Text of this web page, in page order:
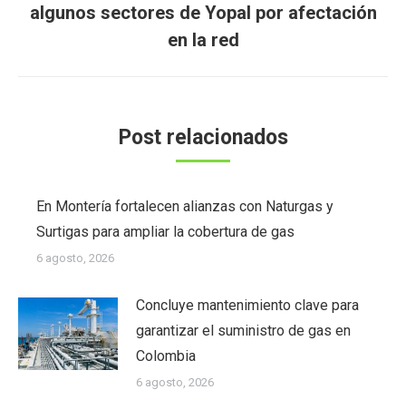
Publicación
siguiente:
algunos sectores de Yopal por afectación
en la red
Post relacionados
En Montería fortalecen alianzas con Naturgas y
Surtigas para ampliar la cobertura de gas
6 agosto, 2026
Concluye mantenimiento clave para
garantizar el suministro de gas en
Colombia
6 agosto, 2026